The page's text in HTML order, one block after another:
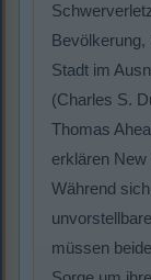
Bevölkerung,
Stadt im
(Charles S.
Thomas
erklären
Während
müssen